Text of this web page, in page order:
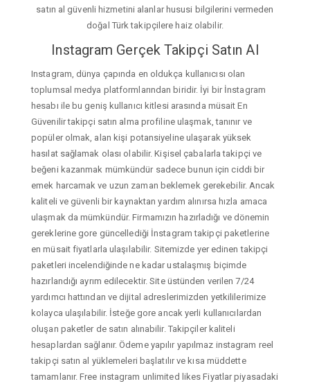
satın al güvenli hizmetini alanlar hususi bilgilerini vermeden
doğal Türk takipçilere haiz olabilir.
Instagram Gerçek Takipçi Satın Al
Instagram, dünya çapında en oldukça kullanıcısı olan
toplumsal medya platformlarından biridir. İyi bir İnstagram
hesabı ile bu geniş kullanıcı kitlesi arasında müsait En
Güvenilir takipçi satın alma profiline ulaşmak, tanınır ve
popüler olmak, alan kişi potansiyeline ulaşarak yüksek
hasılat sağlamak olası olabilir. Kişisel çabalarla takipçi ve
beğeni kazanmak mümkündür sadece bunun için ciddi bir
emek harcamak ve uzun zaman beklemek gerekebilir. Ancak
kaliteli ve güvenli bir kaynaktan yardım alınırsa hızla amaca
ulaşmak da mümkündür. Firmamızın hazırladığı ve dönemin
gereklerine gore güncellediği İnstagram takipçi paketlerine
en müsait fiyatlarla ulaşılabilir. Sitemizde yer edinen takipçi
paketleri incelendiğinde ne kadar ustalaşmış biçimde
hazırlandığı ayrım edilecektir. Site üstünden verilen 7/24
yardımcı hattından ve dijital adreslerimizden yetkililerimize
kolayca ulaşılabilir. İsteğe gore ancak yerli kullanıcılardan
oluşan paketler de satın alınabilir. Takipçiler kaliteli
hesaplardan sağlanır. Ödeme yapılır yapılmaz instagram reel
takipçi satın al yüklemeleri başlatılır ve kısa müddette
tamamlanır. Free instagram unlimited likes Fiyatlar piyasadaki